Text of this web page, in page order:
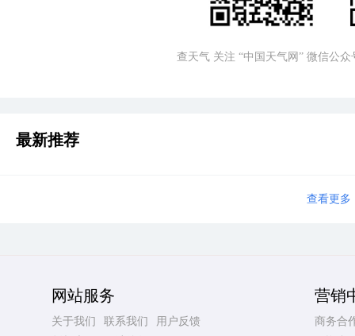
查天气 关注 “中国天气网” 微信公众
最新推荐
查看更多
网站服务
关于我们 联系我们
用户反馈
营销
商务合